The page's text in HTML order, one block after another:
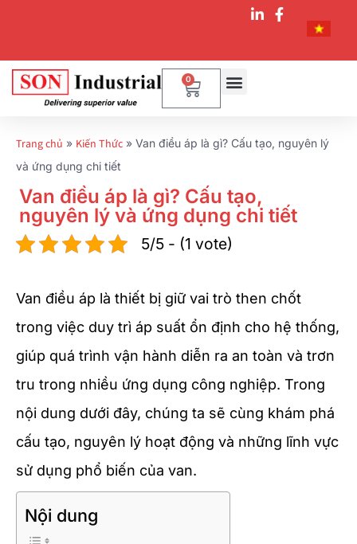
0
Trang chủ » Kiến Thức » Van điều áp là gì? Cấu tạo, nguyên lý
và ứng dụng chi tiết
Van điều áp là gì? Cấu tạo,
nguyên lý và ứng dụng chi tiết
5/5 - (1 vote)
Van điều áp là thiết bị giữ vai trò then chốt
trong việc duy trì áp suất ổn định cho hệ thống,
giúp quá trình vận hành diễn ra an toàn và trơn
tru trong nhiều ứng dụng công nghiệp. Trong
nội dung dưới đây, chúng ta sẽ cùng khám phá
cấu tạo, nguyên lý hoạt động và những lĩnh vực
sử dụng phổ biến của van.
Nội dung